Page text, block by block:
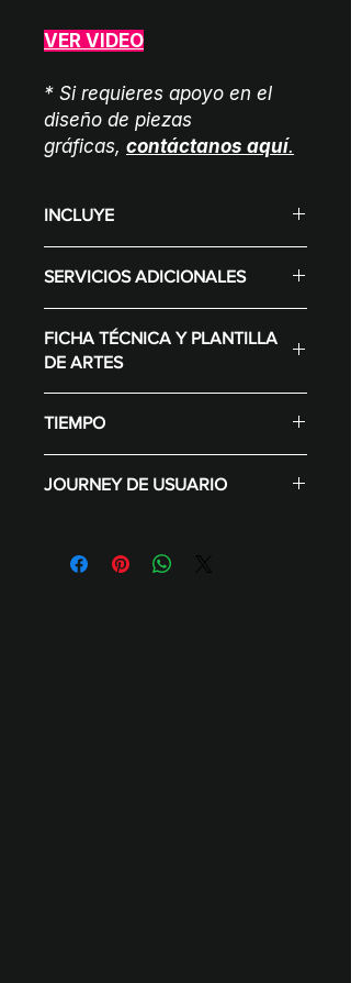
VER VIDEO
* Si requieres apoyo en el
diseño de piezas
gráficas, contáctanos aquí.
INCLUYE
windows + branding de marca
en vinilo adhesivo corte laser.
Interfaz de audio y micrófono
Parlante.
Personalización de la IA.
Soporte y operación.
Descarga de cancion con
SERVICIOS ADICIONALES
Alquiler de espacio.
Diseño de escenografía.
Internet por cable de 50Mb/s
simétrico.
Dashboard de Métricas en
tiempo real.
Great Eye.
FICHA TÉCNICA Y PLANTILLA
DE ARTES
Descarga los assets aquí
Artes para branding (Editables)
TIEMPO
4 días desde entrega de assets.
(6h): 180 Px.
JOURNEY DE USUARIO
Selección de género musical y
promt por voz